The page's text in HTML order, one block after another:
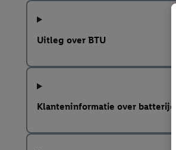
Uitleg over BTU
Klanteninformatie over